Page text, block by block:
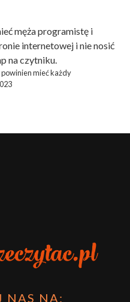
męża programistę i
internetowej i nie nosić
na czytniku.
mieć każdy
NAS NA: